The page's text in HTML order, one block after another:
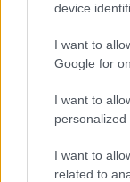
device
I want to
Google for
I want to
personalized
I want to
related to
Ωστόσο, η
οδηγίες
πρόσβασης,
μέτρο